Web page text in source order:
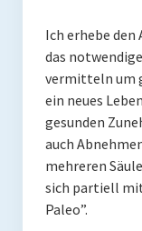
Redner
Kontakt
Impressum
Haftungsausschluss
Ich erhebe den
das
vermitteln um
ein neues
gesunden
auch
mehreren
sich partiell
Paleo”.